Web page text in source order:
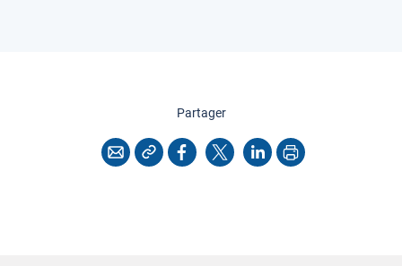
Partagercette page
CourrielCopier l'adresse
Facebook
X LinkedInImprimer